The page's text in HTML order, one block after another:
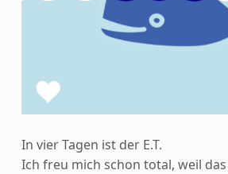
In vier Tagen ist der E.T.
Ich freu mich schon total, weil